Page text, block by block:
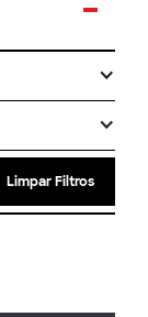
Limpar Filtros